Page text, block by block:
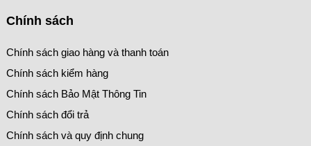
Chính sách
Chính sách giao hàng và thanh toán
Chính sách kiểm hàng
Chính sách Bảo Mật Thông Tin
Chính sách đổi trả
Chính sách và quy định chung